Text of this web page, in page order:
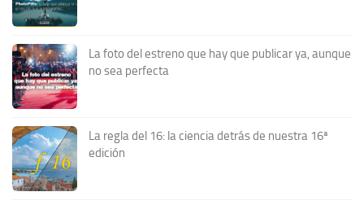
La foto del estreno que hay que publicar ya, aunque
no sea perfecta
La regla del 16: la ciencia detrás de nuestra 16ª
edición